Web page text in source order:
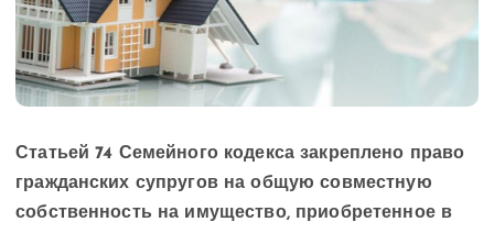
Статьей 74 Семейного кодекса закреплено право
гражданских супругов на общую совместную
собственность на имущество, приобретенное в